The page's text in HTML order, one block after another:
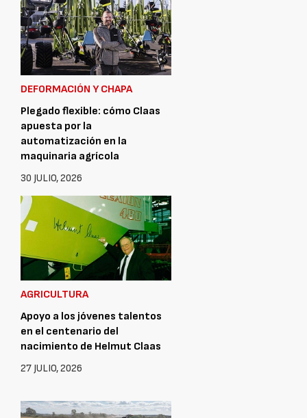
DEFORMACIÓN Y CHAPA
Plegado flexible: cómo Claas
apuesta por la
automatización en la
maquinaria agrícola
30 JULIO, 2026
AGRICULTURA
Apoyo a los jóvenes talentos
en el centenario del
nacimiento de Helmut Claas
27 JULIO, 2026